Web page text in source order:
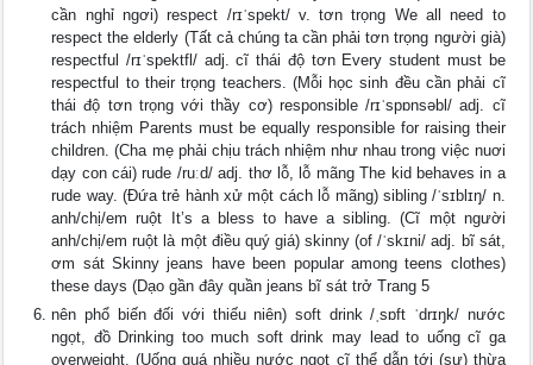
cần nghỉ ngơi) respect /rɪˈspekt/ v. tơn trọng We all need to
respect the elderly (Tất cả chúng ta cần phải tơn trọng người già)
respectful /rɪˈspektfl/ adj. cĩ thái độ tơn Every student must be
respectful to their trọng teachers. (Mỗi học sinh đều cần phải cĩ
thái độ tơn trọng với thầy cơ) responsible /rɪˈspɒnsəbl/ adj. cĩ
trách nhiệm Parents must be equally responsible for raising their
children. (Cha mẹ phải chịu trách nhiệm như nhau trong việc nuơi
dạy con cái) rude /ruːd/ adj. thơ lỗ, lỗ mãng The kid behaves in a
rude way. (Đứa trẻ hành xử một cách lỗ mãng) sibling /ˈsɪblɪŋ/ n.
anh/chị/em ruột It’s a bless to have a sibling. (Cĩ một người
anh/chị/em ruột là một điều quý giá) skinny (of /ˈskɪni/ adj. bĩ sát,
ơm sát Skinny jeans have been popular among teens clothes)
these days (Dạo gần đây quần jeans bĩ sát trở Trang 5
nên phổ biến đối với thiếu niên) soft drink /ˌsɒft ˈdrɪŋk/ nước
ngọt, đồ Drinking too much soft drink may lead to uống cĩ ga
overweight. (Uống quá nhiều nước ngọt cĩ thể dẫn tới (sự) thừa